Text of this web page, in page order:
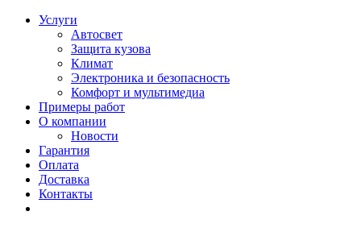
Услуги
Автосвет
Защита кузова
Климат
Электроника и безопасность
Комфорт и мультимедиа
Примеры работ
О компании
Новости
Гарантия
Оплата
Доставка
Контакты